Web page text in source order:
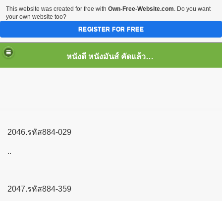
หนังดี หนังมันส์ คัดแล้ว เพื่อคุณ
2046.รหัส884-029
..
2047.รหัส884-359
This website was created for free with Own-Free-Website.com. Do you want
your own website too?
REGISTER FOR FREE